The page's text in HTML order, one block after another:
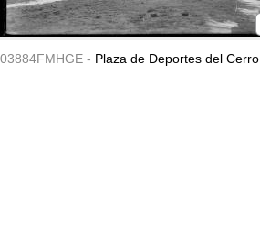
03884FMHGE - Plaza de Deportes del Cerro.